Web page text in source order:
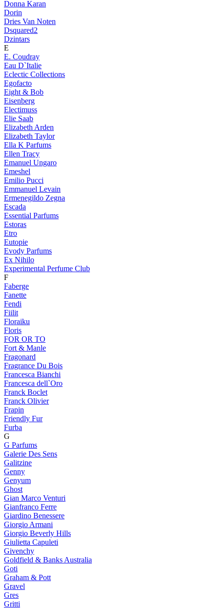
Donna Karan
Dorin
Dries Van Noten
Dsquared2
Dzintars
E
E. Coudray
Eau D`Italie
Eclectic Collections
Egofacto
Eight & Bob
Eisenberg
Electimuss
Elie Saab
Elizabeth Arden
Elizabeth Taylor
Ella K Parfums
Ellen Tracy
Emanuel Ungaro
Emeshel
Emilio Pucci
Emmanuel Levain
Ermenegildo Zegna
Escada
Essential Parfums
Estoras
Etro
Eutopie
Evody Parfums
Ex Nihilo
Experimental Perfume Club
F
Faberge
Fanette
Fendi
Fiilit
Floraiku
Floris
FOR OR TO
Fort & Manle
Fragonard
Fragrance Du Bois
Francesca Bianchi
Francesca dell`Oro
Franck Boclet
Franck Olivier
Frapin
Friendly Fur
Furba
G
G Parfums
Galerie Des Sens
Galitzine
Genny
Genyum
Ghost
Gian Marco Venturi
Gianfranco Ferre
Giardino Benessere
Giorgio Armani
Giorgio Beverly Hills
Giulietta Capuleti
Givenchy
Goldfield & Banks Australia
Goti
Graham & Pott
Gravel
Gres
Gritti